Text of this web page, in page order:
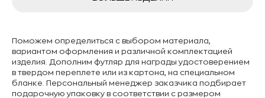
Поможем определиться с выбором материала,
вариантом оформления и различной комплектацией
изделия. Дополним футляр для награды удостоверением
в твердом переплете или из картона, на специальном
бланке. Персональный менеджер заказчика подбирает
подарочную упаковку в соответствии с размером